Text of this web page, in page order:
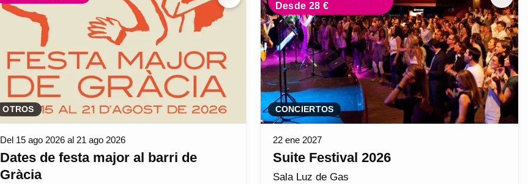
OTROS
Del 15 ago 2026 al 21 ago 2026
Dates de festa major al barri de
Gràcia
Desde 28 €
CONCIERTOS
22 ene 2027
Suite Festival 2026
Sala Luz de Gas